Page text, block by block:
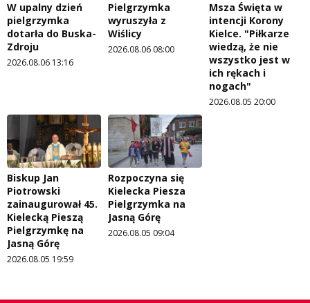
W upalny dzień
pielgrzymka
dotarła do Buska-
Zdroju
2026.08.06 13:16
Pielgrzymka
wyruszyła z
Wiślicy
2026.08.06 08:00
Msza Święta w
intencji Korony
Kielce. "Piłkarze
wiedzą, że nie
wszystko jest w
ich rękach i
nogach"
2026.08.05 20:00
Biskup Jan
Piotrowski
zainaugurował 45.
Kielecką Pieszą
Pielgrzymkę na
Jasną Górę
2026.08.05 19:59
Rozpoczyna się
Kielecka Piesza
Pielgrzymka na
Jasną Górę
2026.08.05 09:04